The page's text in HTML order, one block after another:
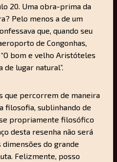
20. Uma obra-prima da
Pelo menos a de um
que, quando seu
de Congonhas,
bom e velho Aristóteles
de lugar natural”.
que percorrem de maneira
filosofia, sublinhando de
propriamente filosófico
desta resenha não será
do grande
Felizmente, posso